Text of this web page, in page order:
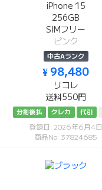
iPhone 15
256GB
SIMフリー
ピンク
中古Aランク
¥ 98,480
リコレ
送料550円
分割後払 クレカ 代引
登録日: 2026年6月4日
商品No: 37824685